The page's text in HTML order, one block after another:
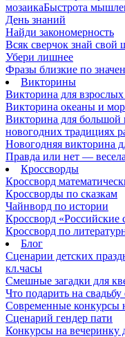
мозаикаБыстрота
День знаний
Найди закономерность
Всяк сверчок знай
Убери лишнее
Фразы близкие по
Викторины
Викторина для
Викторина океаны и
Викторина для
новогодних традициях
Новогодняя викторина
Правда или нет —
Кроссворды
Кроссворд
Кроссворды по сказкам
Чайнворд по истории
Кроссворд «Российские
Кроссворд по
Блог
Сценарии детских
кл.часы
Смешные загадки для
Что подарить на
Современные конкурсы
Сценарий гендер пати
Конкурсы на вечеринку